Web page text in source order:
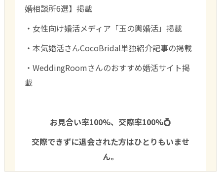
婚相談所6選】掲載
・女性向け婚活メディア「玉の輿婚活」掲載
・本気婚活さんCocoBridal単独紹介記事の掲載
・WeddingRoomさんのおすすめ婚活サイト掲
載
お見合い率100%、交際率100%💍
交際できずに退会された方はひとりもいませ
ん。